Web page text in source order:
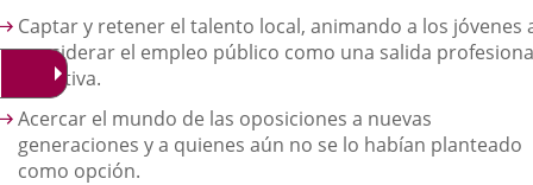
Captar y retener el talento local, animando a los jóvenes
considerar el empleo público como una salida
atractiva.
Acercar el mundo de las oposiciones a nuevas
generaciones y a quienes aún no se lo habían planteado
como opción.